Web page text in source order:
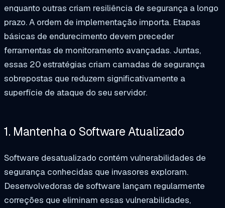
enquanto outras criam resiliência de segurança a longo
prazo. A ordem de implementação importa. Etapas
básicas de endurecimento devem preceder
ferramentas de monitoramento avançadas. Juntas,
essas 20 estratégias criam camadas de segurança
sobrepostas que reduzem significativamente a
superfície de ataque do seu servidor.
1. Mantenha o Software Atualizado
Software desatualizado contém vulnerabilidades de
segurança conhecidas que invasores exploram.
Desenvolvedoras de software lançam regularmente
correções que eliminam essas vulnerabilidades,